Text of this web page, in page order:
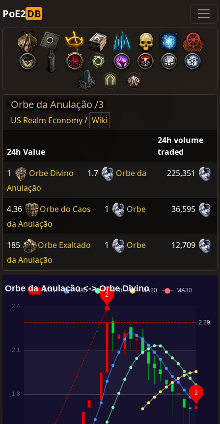
PoE2DB
Orbe da Anulação /3
US Realm Economy/ Wiki
24h Value
24h volume
traded
1
Orbe Divino 1.7
Orbe da
Anulação
225,351
4.36 Orbe do Caos 1
Orbe
da Anulação
36,595
185 Orbe Exaltado 1
Orbe
da Anulação
12,709